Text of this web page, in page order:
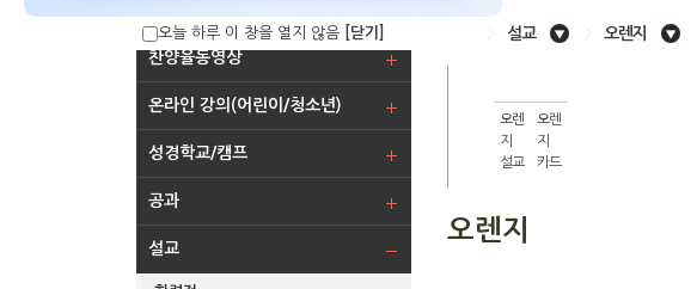
찬양율동영상
온라인 강의(어린이/청소년)
성경학교/캠프
공과
설교
설교 오렌지
오렌
지
설교
오렌
지
카드
오렌지
오늘 하루 이 창을 열지 않음 [닫기]